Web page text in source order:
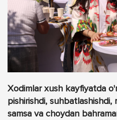
Xodimlar xush kayfiyatda
pishirishdi, suhbatlashishdi,
samsa va choydan